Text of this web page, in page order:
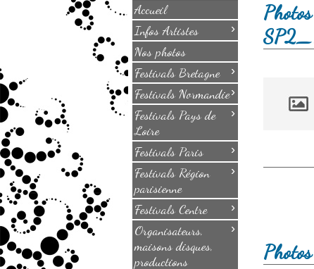
Accueil
Infos Artistes
›
Nos photos
Festivals Bretagne
›
Festivals Normandie›
Festivals Pays de
Loire
›
Festivals Paris ›
Festivals Région
parisienne
›
Festivals Centre ›
Organisateurs,
maisons disques,
productions
›